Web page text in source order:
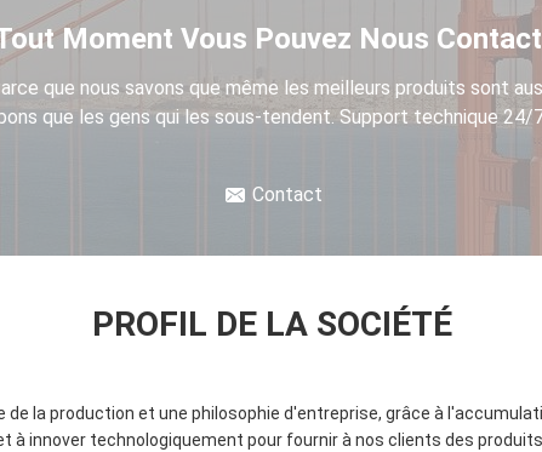
Moment Vous Pouvez Nous
que nous savons que même les meilleurs produits sont
que les gens qui les sous-tendent. Support technique 24/
Contact
PROFIL DE LA SOCIÉTÉ
la production et une philosophie d'entreprise, grâce à
à innover technologiquement pour fournir à nos clients des